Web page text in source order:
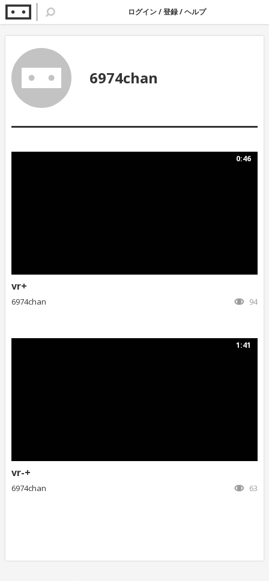
ログイン/登録/ヘルプ
6974chan
0:46
vr+
6974chan 94
1:41
vr-+
6974chan 63